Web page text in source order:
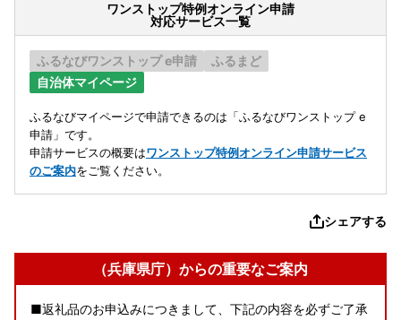
ワンストップ特例オンライン申請
対応サービス一覧
ふるなびワンストップ e申請
ふるまど
自治体マイページ
ふるなびマイページで申請できるのは「ふるなびワンストップ e
申請」です。
申請サービスの概要はワンストップ特例オンライン申請サービス
のご案内をご覧ください。
シェアする
（兵庫県庁）からの重要なご案内
■返礼品のお申込みにつきまして、下記の内容を必ずご了承